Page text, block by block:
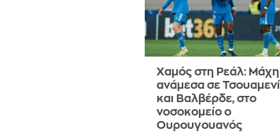
Χαμός στη Ρεάλ: Μάχη
ανάμεσα σε Τσουαμενί
και Βαλβέρδε, στο
νοσοκομείο ο
Ουρουγουανός